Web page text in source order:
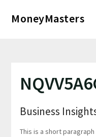
MoneyMasters
Business
This is a short